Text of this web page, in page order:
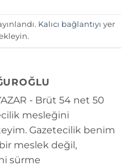
Kalıcı bağlantıyı yer
- Brüt 54 net 50
mesleğini
Gazetecilik benim
meslek değil,
sürme